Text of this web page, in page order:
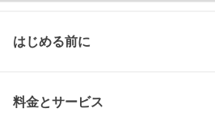
はじめる前に
料金とサービス